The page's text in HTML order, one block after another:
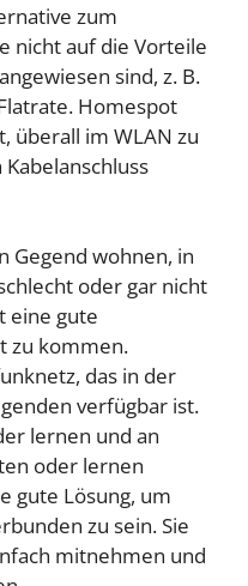
zum
nicht auf die Vorteile
sind, z. B.
Homespot
überall im WLAN zu
Gegend wohnen, in
oder gar nicht
eine gute
zu kommen.
das in der
verfügbar ist.
lernen und an
oder lernen
gute Lösung, um
zu sein. Sie
mitnehmen und